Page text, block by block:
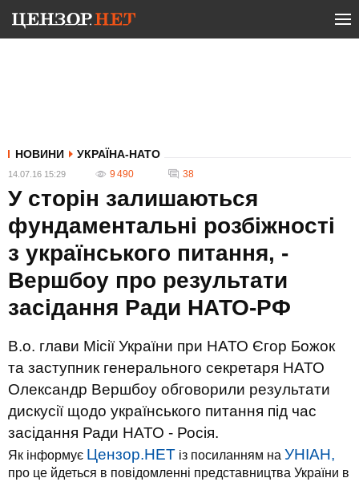
НОВИНИ УКРАЇНА-НАТО
14.07.16 15:29 9 490 38
У сторін залишаються
фундаментальні розбіжності
з українського питання, -
Вершбоу про результати
засідання Ради НАТО-РФ
В.о. глави Місії України при НАТО Єгор Божок
та заступник генерального секретаря НАТО
Олександр Вершбоу обговорили результати
дискусії щодо українського питання під час
засідання Ради НАТО - Росія.
Як інформує Цензор.НЕТ із посиланням на УНІАН,
про це йдеться в повідомленні представництва України в